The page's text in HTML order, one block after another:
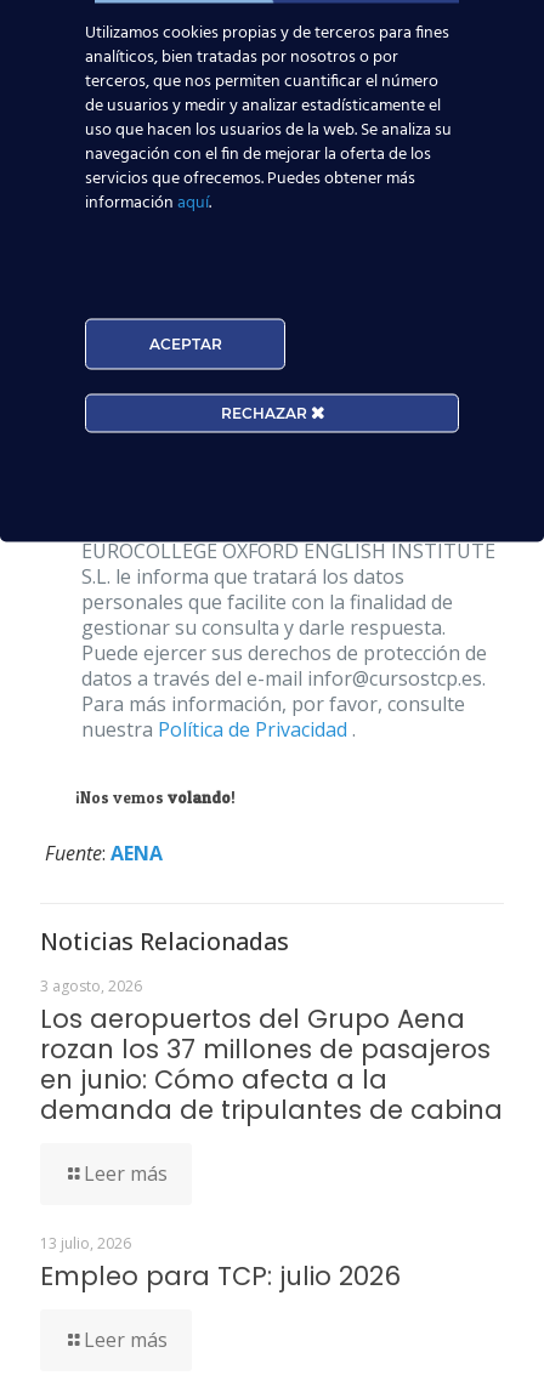
Nombre*
Teléfono*
Email*
Centros*:
EUROCOLLEGE OXFORD ENGLISH INSTITUTE
S.L. le informa que tratará los datos
personales que facilite con la finalidad de
gestionar su consulta y darle respuesta.
Puede ejercer sus derechos de protección de
datos a través del e-mail infor@cursostcp.es.
Para más información, por favor, consulte
nuestra Política de Privacidad .
¡Nos vemos volando!
Fuente: AENA
Noticias Relacionadas
3 agosto, 2026
Los aeropuertos del Grupo Aena
rozan los 37 millones de pasajeros
en junio: Cómo afecta a la
demanda de tripulantes de cabina
Leer más
13 julio, 2026
Empleo para TCP: julio 2026
Leer más
Utilizamos cookies propias y de terceros para fines
analíticos, bien tratadas por nosotros o por
terceros, que nos permiten cuantificar el número
de usuarios y medir y analizar estadísticamente el
uso que hacen los usuarios de la web. Se analiza su
navegación con el fin de mejorar la oferta de los
servicios que ofrecemos. Puedes obtener más
informaciónaquí.
ACEPTAR
RECHAZAR